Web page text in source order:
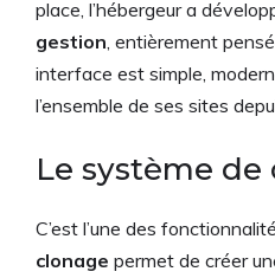
place, l’hébergeur a
gestion , entièrement
interface est simple,
l’ensemble de ses sites
Le système de
C’est l’une des
clonage permet de créer